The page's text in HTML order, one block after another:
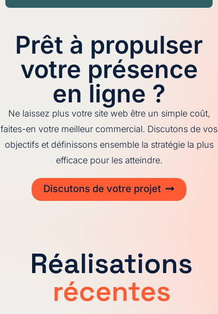
Prêt à propulser
votre présence
en ligne ?
Ne laissez plus votre site web être un simple coût,
faites-en votre meilleur commercial. Discutons de vos
objectifs et définissons ensemble la stratégie la plus
efficace pour les atteindre.
Discutons de votre projet
Réalisations
récentes